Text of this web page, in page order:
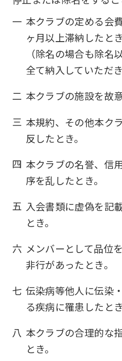
一 本クラブの定める会
ヶ月以上滞納したとき
（除名の場合も除名
全て納入していただき
二 本クラブの施設を故
三 本規約、その他本ク
反したとき。
四 本クラブの名誉、信
序を乱したとき。
五 入会書類に虚偽を記
とき。
六 メンバーとして品位
非行があったとき。
七 伝染病等他人に伝染
る疾病に罹患したとき
八 本クラブの合理的な
とき。